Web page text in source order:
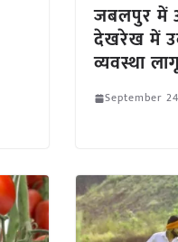
जबलपुर में
देखरेख में
व्यवस्था
September